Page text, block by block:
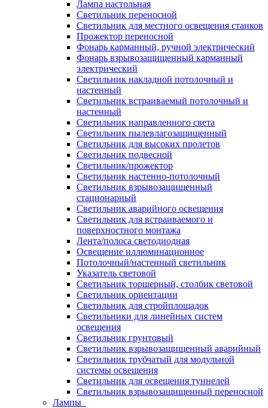
Лампа настольная
Светильник переносной
Светильник для местного освещения станков
Прожектор переносной
Фонарь карманный, ручной электрический
Фонарь взрывозащищенный карманный
электрический
Светильник накладной потолочный и
настенный
Светильник встраиваемый потолочный и
настенный
Светильник направленного света
Светильник пылевлагозащищенный
Светильник для высоких пролетов
Светильник подвесной
Светильник/прожектор
Светильник настенно-потолочный
Светильник взрывозащищенный
стационарный
Светильник аварийного освещения
Светильник для встраиваемого и
поверхностного монтажа
Лента/полоса светодиодная
Освещение иллюминационное
Потолочный/настенный светильник
Указатель световой
Светильник торшерный, столбик световой
Светильник ориентации
Светильник для стройплощадок
Светильники для линейных систем
освещения
Светильник грунтовый
Светильник взрывозащищенный аварийный
Светильник трубчатый для модульной
системы освещения
Светильник для освещения туннелей
Светильник взрывозащищенный переносной
Лампы